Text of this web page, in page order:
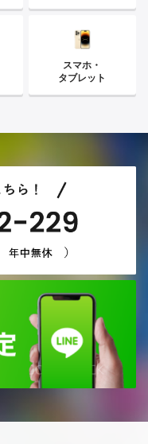
スマホ・
タブレット